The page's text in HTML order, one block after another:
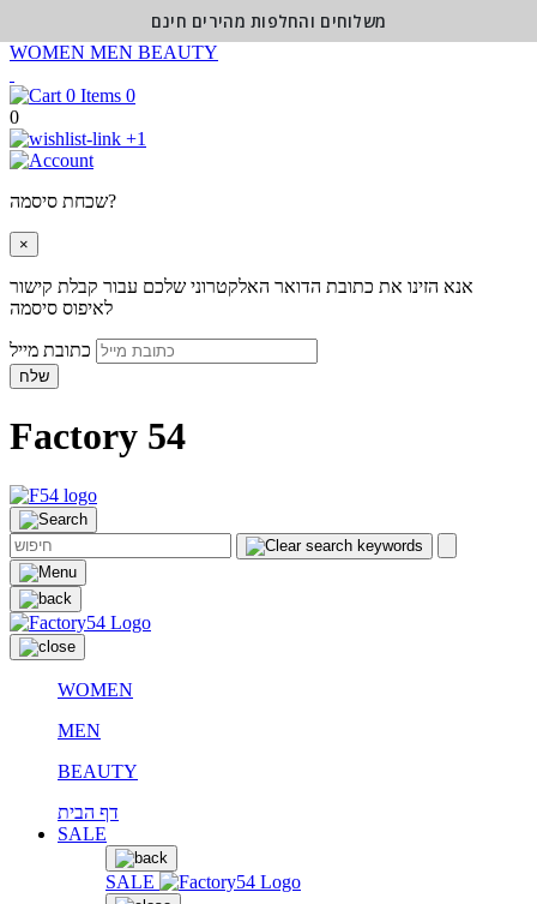
WOMEN MEN BEAUTY
0
0
+1
שכחת סיסמה?
×
אנא הזינו את כתובת הדואר האלקטרוני שלכם עבור קבלת קישור
לאיפוס סיסמה
שלח
Factory 54
WOMEN
MEN
BEAUTY
דף הבית
SALE
SALE
משלוחים והחלפות מהירים חינם